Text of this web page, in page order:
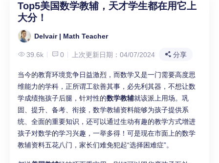
Top5美国数学教辅，天才学生都在用它上
大分！
Delvair | Math Teacher
39.6k 0 上次更新日期：04/07/2024 分享
当今的教育环境竞争日益激烈，而数学又是一门需要高度思
维能力的学科，正所谓工欲善其事，必先利其器，不想让数
学成绩拖孩子后腿，针对性的数学教辅就该派上用场。巩
固、提升、备考、衔接，数学教辅资料能够为孩子提供系
统、全面的重要知识，还可以通过生动有趣的教学方式增进
孩子对数学的学习兴趣，一举多得！可是现在市面上的数学
教辅资料五花八门，家长们难免犯起“选择困难症”。